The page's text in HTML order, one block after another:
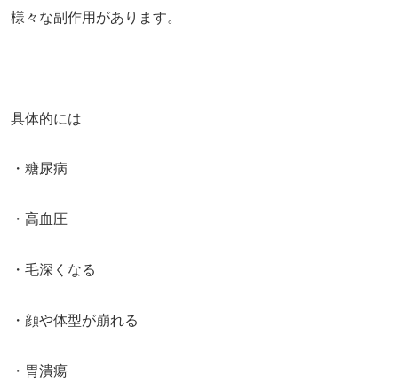
様々な副作用があります。
具体的には
・糖尿病
・高血圧
・毛深くなる
・顔や体型が崩れる
・胃潰瘍